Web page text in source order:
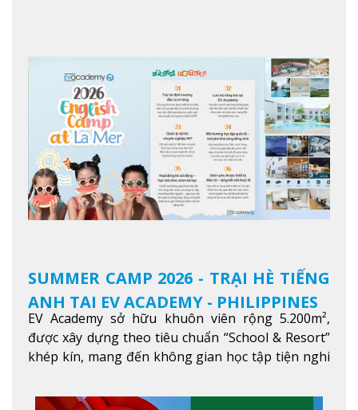
SUMMER CAMP 2026 - TRẠI HÈ TIẾNG
ANH TẠI EV ACADEMY - PHILIPPINES
EV Academy sở hữu khuôn viên rộng 5.200m²,
được xây dựng theo tiêu chuẩn “School & Resort”
khép kín, mang đến không gian học tập tiện nghi
ích hiện đạXem thêm